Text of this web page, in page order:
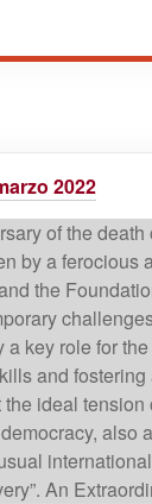
2022
of the
by a
the
key role for
and
ideal
also
An